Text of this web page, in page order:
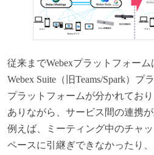
従来までWebexプラットフォー
Webex Suite（旧Teams/Spark）プ
プラットフォームが分かれてお
ありながら、サービス間の連携
例えば、ミーティング中のチャ
ペースに引継ぎできなかったり